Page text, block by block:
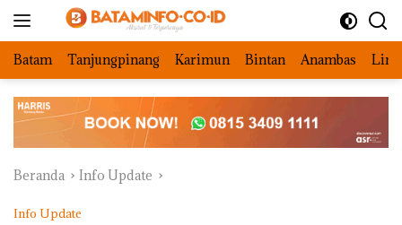
Batam Tanjungpinang Karimun Bintan Anambas
Beranda Info Update
Info Update